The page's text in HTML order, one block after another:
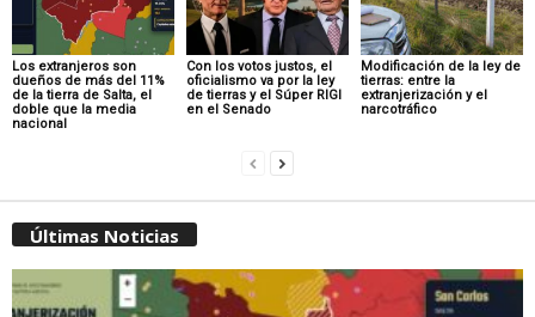
Los extranjeros son
dueños de más del 11%
de la tierra de Salta, el
doble que la media
nacional
Con los votos justos, el
oficialismo va por la ley
de tierras y el Súper RIGI
en el Senado
Modificación de la ley de
tierras: entre la
extranjerización y el
narcotráfico
Últimas Noticias